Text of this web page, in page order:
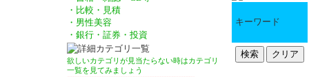
・比較・見積
・男性美容
・銀行・証券・投資
欲しいカテゴリが見当たらない時はカテゴリ
一覧を見てみましょう
キーワード